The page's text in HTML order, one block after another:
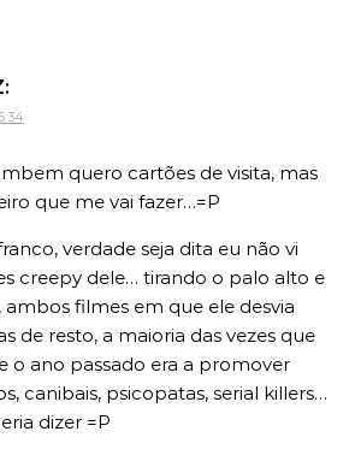
quero cartões de visita, mas
que me vai fazer…=P
verdade seja dita eu não vi
creepy dele… tirando o palo alto e
filmes em que ele desvia
de resto, a maioria das vezes que
o ano passado era a promover
canibais, psicopatas, serial killers…
dizer =P